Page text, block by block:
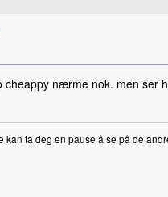
nærme nok. men ser
ta deg en pause å se på de